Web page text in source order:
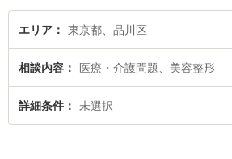
の絞り込み検索もでき便利です。特に弁護士法人
弁護士や弁護士法人森川・中塚法律事務所 戸越銀
のトラブルのトラブルを今すぐに弁護士に相談し
のトラブル解決の実績豊富な近くの弁護士を検索
容整形のトラブルを法律相談できる品川区内の弁
エリア 東京都、品川区
相談内容 医療・介護問題、美容整形
詳細条件 未選択